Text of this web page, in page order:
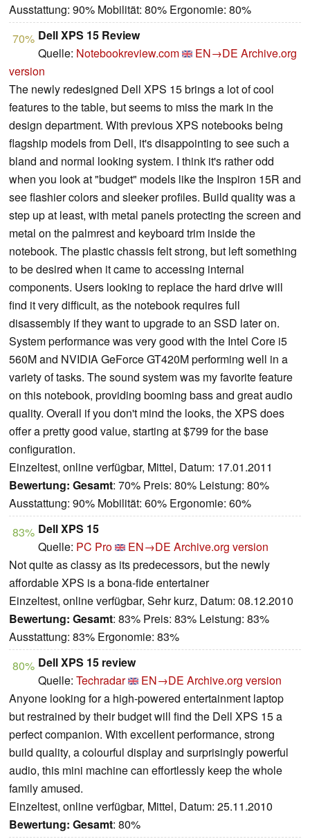
Ausstattung: 90% Mobilität: 80% Ergonomie: 80%
70% Dell XPS 15 Review
Quelle: Notebookreview.com EN→DE Archive.org
version
The newly redesigned Dell XPS 15 brings a lot of cool
features to the table, but seems to miss the mark in the
design department. With previous XPS notebooks being
flagship models from Dell, it's disappointing to see such a
bland and normal looking system. I think it's rather odd
when you look at "budget" models like the Inspiron 15R and
see flashier colors and sleeker profiles. Build quality was a
step up at least, with metal panels protecting the screen and
metal on the palmrest and keyboard trim inside the
notebook. The plastic chassis felt strong, but left something
to be desired when it came to accessing internal
components. Users looking to replace the hard drive will
find it very difficult, as the notebook requires full
disassembly if they want to upgrade to an SSD later on.
System performance was very good with the Intel Core i5
560M and NVIDIA GeForce GT420M performing well in a
variety of tasks. The sound system was my favorite feature
on this notebook, providing booming bass and great audio
quality. Overall if you don't mind the looks, the XPS does
offer a pretty good value, starting at $799 for the base
configuration.
Einzeltest, online verfügbar, Mittel, Datum: 17.01.2011
Bewertung: Gesamt: 70% Preis: 80% Leistung: 80%
Ausstattung: 90% Mobilität: 60% Ergonomie: 60%
83% Dell XPS 15
Quelle: PC Pro EN→DE Archive.org version
Not quite as classy as its predecessors, but the newly
affordable XPS is a bona-fide entertainer
Einzeltest, online verfügbar, Sehr kurz, Datum: 08.12.2010
Bewertung: Gesamt: 83% Preis: 83% Leistung: 83%
Ausstattung: 83% Ergonomie: 83%
80% Dell XPS 15 review
Quelle: Techradar EN→DE Archive.org version
Anyone looking for a high-powered entertainment laptop
but restrained by their budget will find the Dell XPS 15 a
perfect companion. With excellent performance, strong
build quality, a colourful display and surprisingly powerful
audio, this mini machine can effortlessly keep the whole
family amused.
Einzeltest, online verfügbar, Mittel, Datum: 25.11.2010
Bewertung: Gesamt: 80%